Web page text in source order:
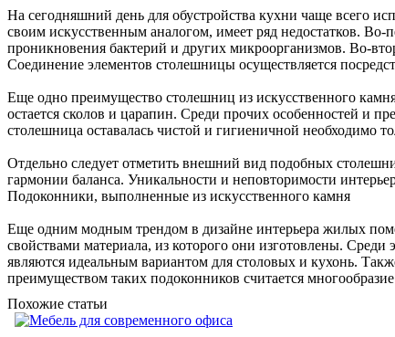
На сегодняшний день для обустройства кухни чаще всего
своим искусственным аналогом, имеет ряд недостатков.
проникновения бактерий и других микроорганизмов. Во-
Соединение элементов столешницы осуществляется
Еще одно преимущество столешниц из искусственного
остается сколов и царапин. Среди прочих особенностей и
столешница оставалась чистой и гигиеничной необходимо
Отдельно следует отметить внешний вид подобных
гармонии баланса. Уникальности и неповторимости
Подоконники, выполненные из искусственного камня
Еще одним модным трендом в дизайне интерьера жилых
свойствами материала, из которого они изготовлены. Среди
являются идеальным вариантом для столовых и кухонь.
преимуществом таких подоконников считается
Похожие статьи